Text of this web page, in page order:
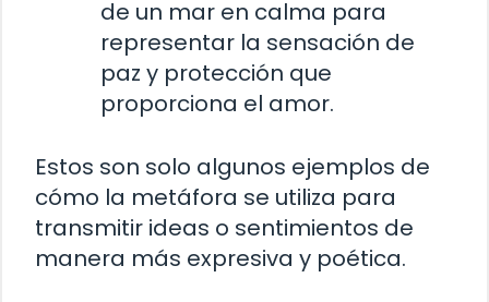
de un mar en calma para
representar la sensación de
paz y protección que
proporciona el amor.
Estos son solo algunos ejemplos de
cómo la metáfora se utiliza para
transmitir ideas o sentimientos de
manera más expresiva y poética.